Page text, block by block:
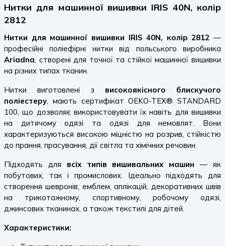
Нитки для машинної вишивки IRIS 40N, колір
2812
Нитки для машинної вишивки IRIS 40N, колір 2812 —
професійні поліефірні нитки від польського виробника
Ariadna, створені для точної та стійкої машинної вишивки
на різних типах тканин.
Нитки виготовлені з високоякісного блискучого
поліестеру, мають сертифікат OEKO-TEX® STANDARD
100, що дозволяє використовувати їх навіть для вишивки
на дитячому одязі та одязі для немовлят. Вони
характеризуються високою міцністю на розрив, стійкістю
до прання, прасування, дії світла та хімічних речовин.
Підходять для всіх типів вишивальних машин — як
побутових, так і промислових. Ідеально підходять для
створення шевронів, емблем, аплікацій, декоративних швів
на трикотажному, спортивному, робочому одязі,
джинсових тканинах, а також текстилі для дітей.
Характеристики: